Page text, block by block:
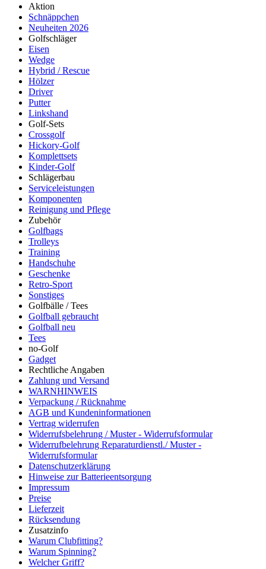
Aktion
Schnäppchen
Neuheiten 2026
Golfschläger
Eisen
Wedge
Hybrid / Rescue
Hölzer
Driver
Putter
Linkshand
Golf-Sets
Crossgolf
Hickory-Golf
Komplettsets
Kinder-Golf
Schlägerbau
Serviceleistungen
Komponenten
Reinigung und Pflege
Zubehör
Golfbags
Trolleys
Training
Handschuhe
Geschenke
Retro-Sport
Sonstiges
Golfbälle / Tees
Golfball gebraucht
Golfball neu
Tees
no-Golf
Gadget
Rechtliche Angaben
Zahlung und Versand
WARNHINWEIS
Verpackung / Rücknahme
AGB und Kundeninformationen
Vertrag widerrufen
Widerrufsbelehrung / Muster - Widerrufsformular
Widerrufbelehrung Reparaturdienstl./ Muster -
Widerrufsformular
Datenschutzerklärung
Hinweise zur Batterieentsorgung
Impressum
Preise
Lieferzeit
Rücksendung
Zusatzinfo
Warum Clubfitting?
Warum Spinning?
Welcher Griff?